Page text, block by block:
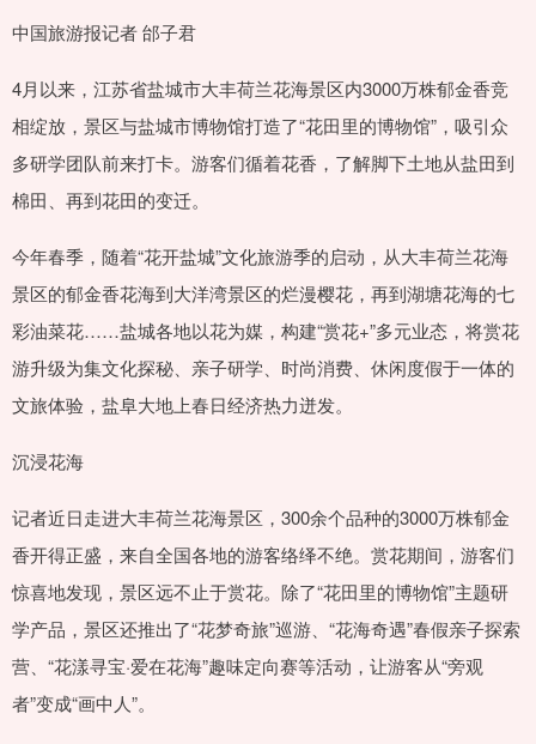
中国旅游报记者 邰子君
4月以来，江苏省盐城市大丰荷兰花海景区内3000万株郁金香竞
相绽放，景区与盐城市博物馆打造了“花田里的博物馆”，吸引众
多研学团队前来打卡。游客们循着花香，了解脚下土地从盐田到
棉田、再到花田的变迁。
今年春季，随着“花开盐城”文化旅游季的启动，从大丰荷兰花海
景区的郁金香花海到大洋湾景区的烂漫樱花，再到湖塘花海的七
彩油菜花……盐城各地以花为媒，构建“赏花+”多元业态，将赏花
游升级为集文化探秘、亲子研学、时尚消费、休闲度假于一体的
文旅体验，盐阜大地上春日经济热力迸发。
沉浸花海
记者近日走进大丰荷兰花海景区，300余个品种的3000万株郁金
香开得正盛，来自全国各地的游客络绎不绝。赏花期间，游客们
惊喜地发现，景区远不止于赏花。除了“花田里的博物馆”主题研
学产品，景区还推出了“花梦奇旅”巡游、“花海奇遇”春假亲子探索
营、“花漾寻宝·爱在花海”趣味定向赛等活动，让游客从“旁观
者”变成“画中人”。